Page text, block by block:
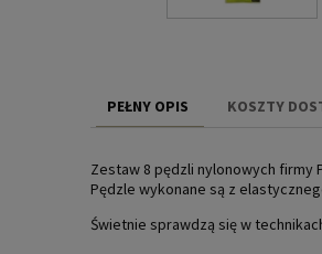
PEŁNY OPIS KOSZTY
Zestaw 8 pędzli nylonowych firmy
Pędzle wykonane są z
Świetnie sprawdzą się w